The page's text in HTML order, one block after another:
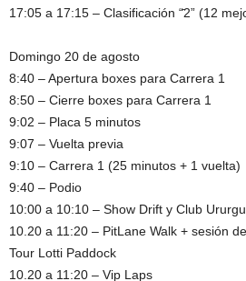
17:05 a 17:15 – Clasificación “̄2” (12
Domingo 20 de agosto
8:40 – Apertura boxes para Carrera 1
8:50 – Cierre boxes para Carrera 1
9:02 – Placa 5 minutos
9:07 – Vuelta previa
9:10 – Carrera 1 (25 minutos + 1 vuelta)
9:40 – Podio
10:00 a 10:10 – Show Drift y Club
10.20 a 11:20 – PitLane Walk + sesión
Tour Lotti Paddock
10.20 a 11:20 – Vip Laps